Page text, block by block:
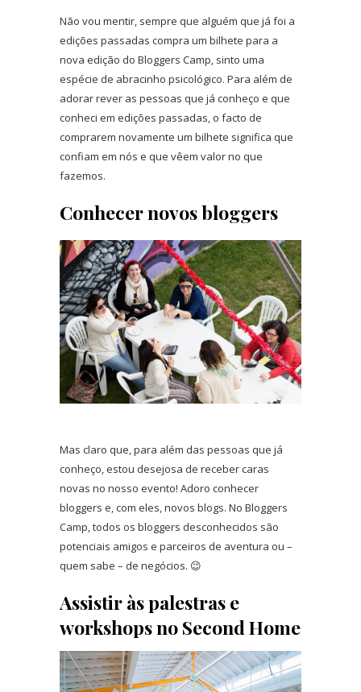
Não vou mentir, sempre que alguém que já foi a
edições passadas compra um bilhete para a
nova edição do Bloggers Camp, sinto uma
espécie de abracinho psicológico. Para além de
adorar rever as pessoas que já conheço e que
conheci em edições passadas, o facto de
comprarem novamente um bilhete significa que
confiam em nós e que vêem valor no que
fazemos.
Conhecer novos bloggers
Mas claro que, para além das pessoas que já
conheço, estou desejosa de receber caras
novas no nosso evento! Adoro conhecer
bloggers e, com eles, novos blogs. No Bloggers
Camp, todos os bloggers desconhecidos são
potenciais amigos e parceiros de aventura ou –
quem sabe – de negócios. 😉
Assistir às palestras e
workshops no Second Home